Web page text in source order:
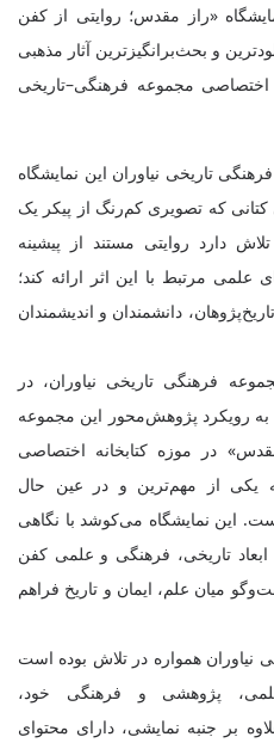
«راز مقدس؛ روایتی از کفن
و بحث‌برانگیزترین آثار مذهبی
اختصاصی مجموعه فرهنگی‌–‌تاریخی
تاریخی نیاوران این نمایشگاه
کتانی که تصویری کم‌رنگ از پیکر یک
دارد روایتی مستند از پیشینه
مرتبط با این اثر ارائه کند؛
دانشمندان و اندیشمندان
فرهنگی‌ تاریخی نیاوران، در
به رویکرد پژوهش‌محور این مجموعه
در موزه کتابخانه اختصاصی
یکی از مهم‌ترین و در عین حال
این نمایشگاه می‌کوشد با نگاهی
تاریخی، فرهنگی و علمی کفن
میان علم، ایمان و تاریخ فراهم
نیاوران همواره در تلاش بوده است
پژوهشی و فرهنگی خود،
بر جنبه نمایشی، دارای محتوای